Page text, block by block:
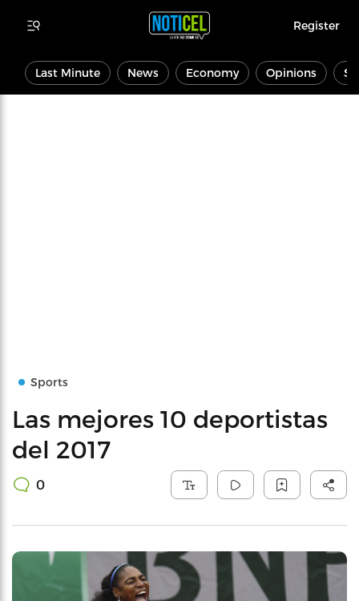
Register
Last Minute News Economy Opinions
Sports
Las mejores 10 deportistas
del 2017
0